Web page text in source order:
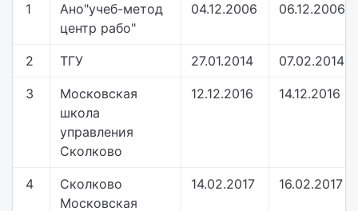
1
Ано"учеб-метод
центр рабо"
04.12.2006 06.12.2006
2 ТГУ 27.01.2014 07.02.2014
3
Московская
школа
управления
Сколково
12.12.2016 14.12.2016
4
Сколково
Московская
14.02.2017 16.02.2017